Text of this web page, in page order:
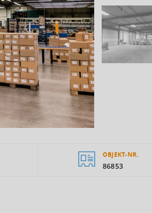
OBJEKT-NR.
86853